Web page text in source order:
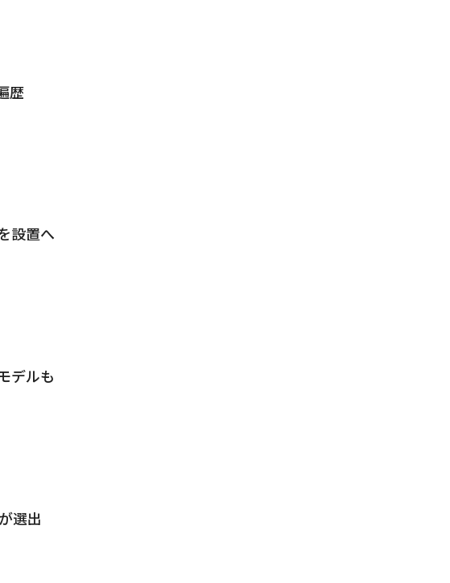
歴
設置へ
デルも
選出